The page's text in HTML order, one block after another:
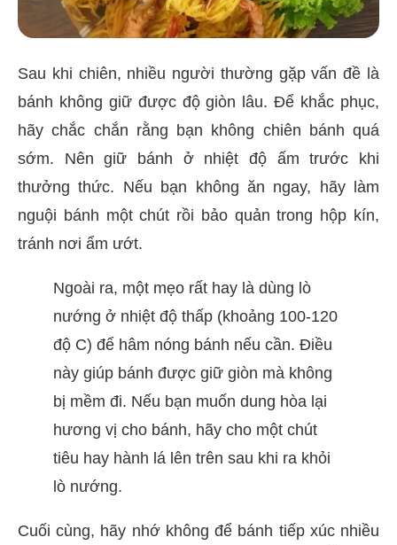
Sau khi chiên, nhiều người thường gặp vấn đề là
bánh không giữ được độ giòn lâu. Để khắc phục,
hãy chắc chắn rằng bạn không chiên bánh quá
sớm. Nên giữ bánh ở nhiệt độ ấm trước khi
thưởng thức. Nếu bạn không ăn ngay, hãy làm
nguội bánh một chút rồi bảo quản trong hộp kín,
tránh nơi ẩm ướt.
Ngoài ra, một mẹo rất hay là dùng lò
nướng ở nhiệt độ thấp (khoảng 100-120
độ C) để hâm nóng bánh nếu cần. Điều
này giúp bánh được giữ giòn mà không
bị mềm đi. Nếu bạn muốn dung hòa lại
hương vị cho bánh, hãy cho một chút
tiêu hay hành lá lên trên sau khi ra khỏi
lò nướng.
Cuối cùng, hãy nhớ không để bánh tiếp xúc nhiều